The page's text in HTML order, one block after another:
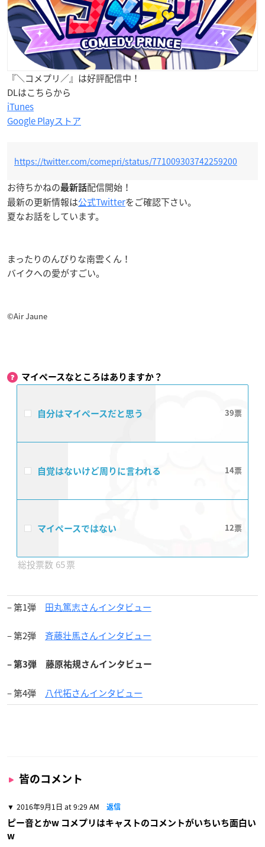
『＼コメプリ／』は好評配信中！
DLはこちらから
iTunes
Google Playストア
https://twitter.com/comepri/status/771009303742259200
お待ちかねの最新話配信開始！
最新の更新情報は公式Twitterをご確認下さい。
夏なお話をしています。
まったりのんびりな南雲くん！
バイクへの愛がすごい。
©Air Jaune
マイペースなところはありますか？
自分はマイペースだと思う 39
自覚はないけど周りに言われる 14
マイペースではない 12
65
– 第1弾 田丸篤志さんインタビュー
– 第2弾 斉藤壮馬さんインタビュー
– 第3弾 藤原祐規さんインタビュー
– 第4弾 八代拓さんインタビュー
皆のコメント
2016年9月1日 at 9:29 AM 返信
ピー音とかw コメプリはキャストのコメントがいちいち面白い
w